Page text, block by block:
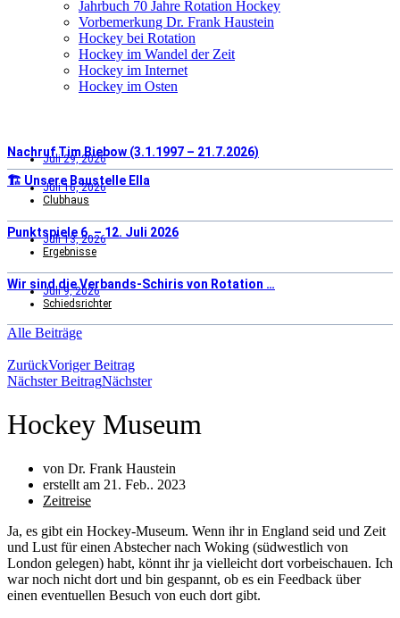
Jahrbuch 70 Jahre Rotation Hockey
Vorbemerkung Dr. Frank Haustein
Hockey bei Rotation
Hockey im Wandel der Zeit
Hockey im Internet
Hockey im Osten
Juli 29, 2026
Nachruf Tim Biebow (3.1.1997 – 21.7.2026)
Juli 16, 2026
🏗️ Unsere Baustelle Ella
Clubhaus
Juli 13, 2026
Punktspiele 6. – 12. Juli 2026
Ergebnisse
Juli 9, 2026
Wir sind die Verbands-Schiris von Rotation …
Schiedsrichter
Alle Beiträge
ZurückVoriger Beitrag
Nächster BeitragNächster
Hockey Museum
von Dr. Frank Haustein
erstellt am 21. Feb.. 2023
Zeitreise
Ja, es gibt ein Hockey-Museum. Wenn ihr in England seid und Zeit
und Lust für einen Abstecher nach Woking (südwestlich von
London gelegen) habt, könnt ihr ja vielleicht dort vorbeischauen. Ich
war noch nicht dort und bin gespannt, ob es ein Feedback über
einen eventuellen Besuch von euch dort gibt.